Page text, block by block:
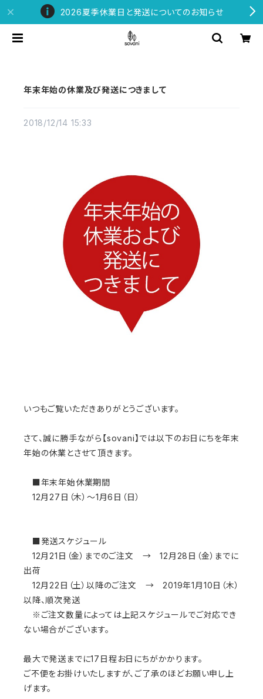
2026夏季休業日と発送についてのお知らせ
年末年始の休業及び発送につきまして
2018/12/14 15:33
いつもご覧いただきありがとうございます。
さて、誠に勝手ながら【sovani】では以下のお日にちを年末
年始の休業とさせて頂きます。
■年末年始休業期間
12月27日（木）～1月6日（日）
■発送スケジュール
12月21日（金）までのご注文 → 12月28日（金）までに
出荷
12月22日（土）以降のご注文 → 2019年1月10日（木）
以降、順次発送
※ご注文数量によっては上記スケジュールでご対応でき
ない場合がございます。
最大で発送までに17日程お日にちがかかります。
ご不便をお掛けいたしますが、ご了承のほどお願い申し上
げます。